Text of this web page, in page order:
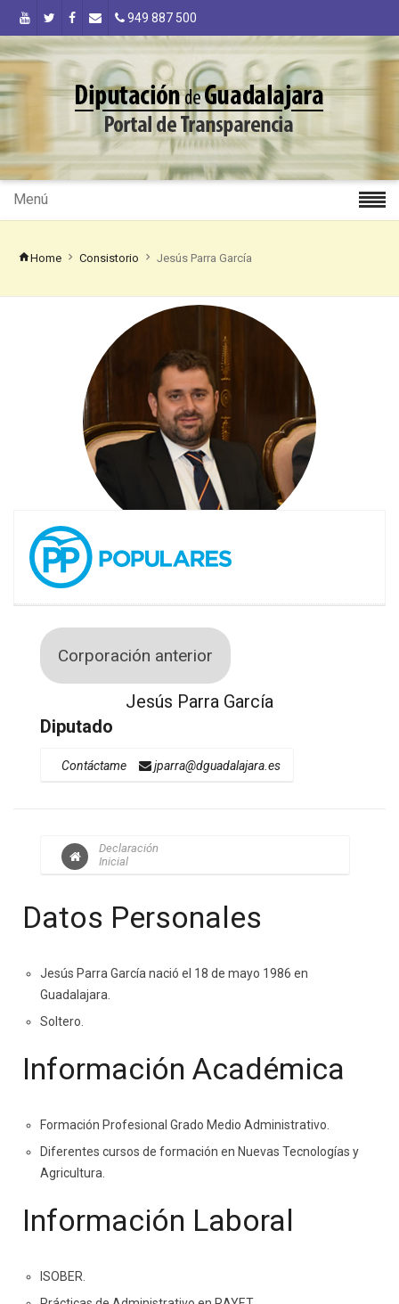
949 887 500
Menú
Home Consistorio Jesús Parra García
Corporación anterior
Jesús Parra García
Diputado
Contáctame jparra@dguadalajara.es
Declaración
Inicial
Datos Personales
Jesús Parra García nació el 18 de mayo 1986 en
Guadalajara.
Soltero.
Información Académica
Formación Profesional Grado Medio Administrativo.
Diferentes cursos de formación en Nuevas Tecnologías y
Agricultura.
Información Laboral
ISOBER.